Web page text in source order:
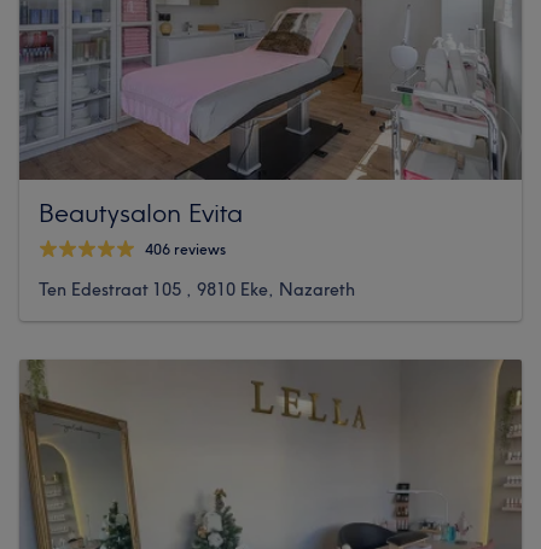
Beautysalon Evita
406 reviews
Ten Edestraat 105 , 9810 Eke, Nazareth